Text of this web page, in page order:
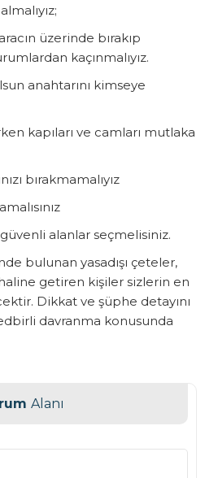
üzerinde bırakıp
kaçınmalıyız.
anahtarını kimseye
kapıları ve camları mutlaka
bırakmamalıyız
alanlar seçmelisiniz.
bulunan yasadışı çeteler,
getiren kişiler sizlerin en
Dikkat ve şüphe detayını
davranma konusunda
Alanı